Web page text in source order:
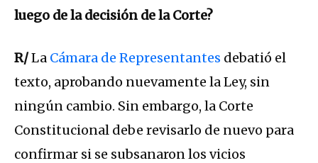
luego de la decisión de la Corte?
R/La Cámara de Representantes debatió el
texto, aprobando nuevamente la Ley, sin
ningún cambio. Sin embargo, la Corte
Constitucional debe revisarlo de nuevo para
confirmar si se subsanaron los vicios